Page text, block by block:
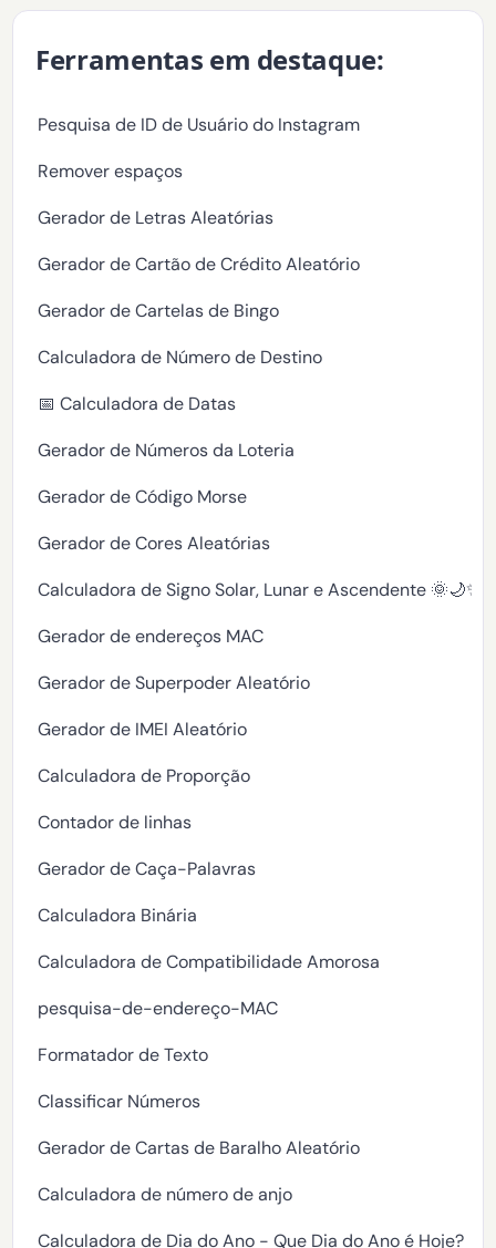
Ferramentas em destaque:
Pesquisa de ID de Usuário do Instagram
Remover espaços
Gerador de Letras Aleatórias
Gerador de Cartão de Crédito Aleatório
Gerador de Cartelas de Bingo
Calculadora de Número de Destino
📅 Calculadora de Datas
Gerador de Números da Loteria
Gerador de Código Morse
Gerador de Cores Aleatórias
Calculadora de Signo Solar, Lunar e Ascendente 🌞🌙✨
Gerador de endereços MAC
Gerador de Superpoder Aleatório
Gerador de IMEI Aleatório
Calculadora de Proporção
Contador de linhas
Gerador de Caça-Palavras
Calculadora Binária
Calculadora de Compatibilidade Amorosa
pesquisa-de-endereço-MAC
Formatador de Texto
Classificar Números
Gerador de Cartas de Baralho Aleatório
Calculadora de número de anjo
Calculadora de Dia do Ano - Que Dia do Ano é Hoje?